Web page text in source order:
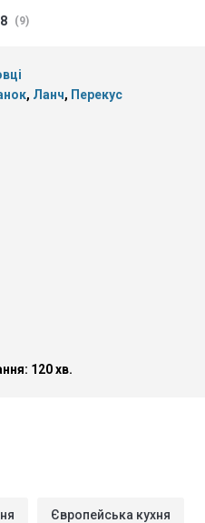
(9)
, Ланч, Перекус
120 хв.
Європейська кухня